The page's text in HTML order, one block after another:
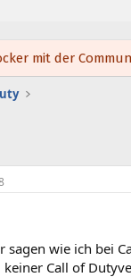
mit der
sagen wie ich bei
Call of